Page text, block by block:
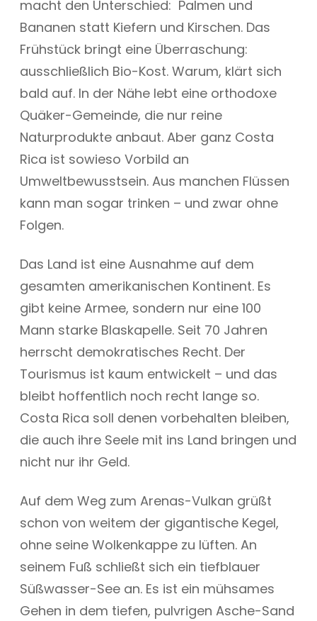
macht den Unterschied: Palmen und
Bananen statt Kiefern und Kirschen. Das
Frühstück bringt eine Überraschung:
ausschließlich Bio-Kost. Warum, klärt sich
bald auf. In der Nähe lebt eine orthodoxe
Quäker-Gemeinde, die nur reine
Naturprodukte anbaut. Aber ganz Costa
Rica ist sowieso Vorbild an
Umweltbewusstsein. Aus manchen Flüssen
kann man sogar trinken – und zwar ohne
Folgen.
Das Land ist eine Ausnahme auf dem
gesamten amerikanischen Kontinent. Es
gibt keine Armee, sondern nur eine 100
Mann starke Blaskapelle. Seit 70 Jahren
herrscht demokratisches Recht. Der
Tourismus ist kaum entwickelt – und das
bleibt hoffentlich noch recht lange so.
Costa Rica soll denen vorbehalten bleiben,
die auch ihre Seele mit ins Land bringen und
nicht nur ihr Geld.
Auf dem Weg zum Arenas-Vulkan grüßt
schon von weitem der gigantische Kegel,
ohne seine Wolkenkappe zu lüften. An
seinem Fuß schließt sich ein tiefblauer
Süßwasser-See an. Es ist ein mühsames
Gehen in dem tiefen, pulvrigen Asche-Sand